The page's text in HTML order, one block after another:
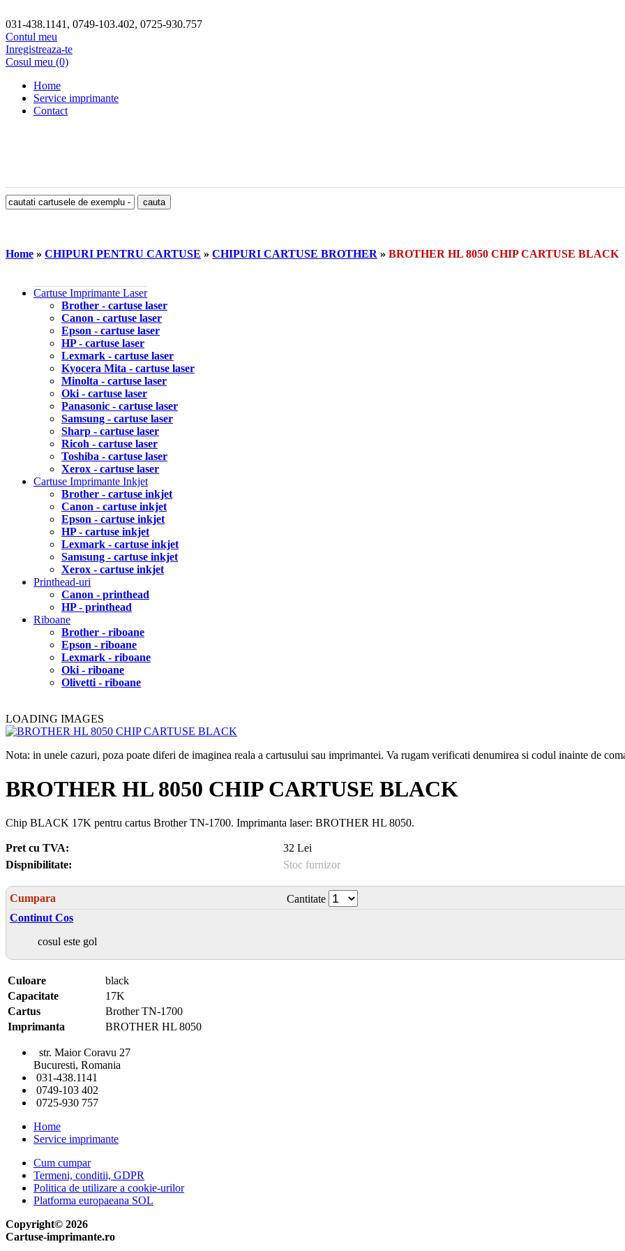
031-438.1141, 0749-103.402, 0725-930.757
Contul meu
Inregistreaza-te
Cosul meu (0)
Home
Service imprimante
Contact
Home » CHIPURI PENTRU CARTUSE » CHIPURI CARTUSE BROTHER » BROTHER HL 8050 CHIP CARTUSE BLACK
Cartuse Imprimante Laser
Brother - cartuse laser
Canon - cartuse laser
Epson - cartuse laser
HP - cartuse laser
Lexmark - cartuse laser
Kyocera Mita - cartuse laser
Minolta - cartuse laser
Oki - cartuse laser
Panasonic - cartuse laser
Samsung - cartuse laser
Sharp - cartuse laser
Ricoh - cartuse laser
Toshiba - cartuse laser
Xerox - cartuse laser
Cartuse Imprimante Inkjet
Brother - cartuse inkjet
Canon - cartuse inkjet
Epson - cartuse inkjet
HP - cartuse inkjet
Lexmark - cartuse inkjet
Samsung - cartuse inkjet
Xerox - cartuse inkjet
Printhead-uri
Canon - printhead
HP - printhead
Riboane
Brother - riboane
Epson - riboane
Lexmark - riboane
Oki - riboane
Olivetti - riboane
LOADING IMAGES
Nota: in unele cazuri, poza poate diferi de imaginea reala a cartusului sau imprimantei. Va rugam verificati denumirea si codul inainte de
BROTHER HL 8050 CHIP CARTUSE BLACK
Chip BLACK 17K pentru cartus Brother TN-1700. Imprimanta laser: BROTHER HL 8050.
Pret cu TVA:
32 Lei
Dispnibilitate:
Stoc furnizor
Cumpara
Cantitate
Continut Cos
cosul este gol
Culoare
black
Capacitate
17K
Cartus
Brother TN-1700
Imprimanta
BROTHER HL 8050
str. Maior Coravu 27
Bucuresti, Romania
031-438.1141
0749-103 402
0725-930 757
Home
Service imprimante
Cum cumpar
Termeni, conditii, GDPR
Politica de utilizare a cookie-urilor
Platforma europaeana SOL
Copyright© 2026
Cartuse-imprimante.ro